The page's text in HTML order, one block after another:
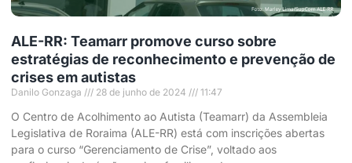
ALE-RR: Teamarr promove curso sobre
estratégias de reconhecimento e prevenção de
crises em autistas
Danilo Gonzaga 28 de junho de 2024 11:47
O Centro de Acolhimento ao Autista (Teamarr) da Assembleia
Legislativa de Roraima (ALE-RR) está com inscrições abertas
para o curso “Gerenciamento de Crise”, voltado aos